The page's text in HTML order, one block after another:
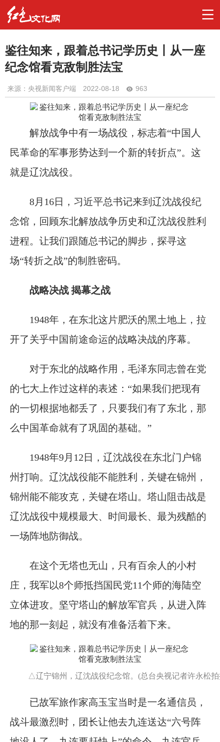
鉴往知来，跟着总书记学历史丨从一座
纪念馆看克敌制胜法宝
来源：央视新闻客户端 2022-08-18 963
解放战争中有一场战役，标志着“中国人
民革命的军事形势达到一个新的转折点”。这
就是辽沈战役。
8月16日，习近平总书记来到辽沈战役纪
念馆，回顾东北解放战争历史和辽沈战役胜利
进程。让我们跟随总书记的脚步，探寻这
场“转折之战”的制胜密码。
战略决战 揭幕之战
1948年，在东北这片肥沃的黑土地上，拉
开了关乎中国前途命运的战略决战的序幕。
对于东北的战略作用，毛泽东同志曾在党
的七大上作过这样的表述：“如果我们把现有
的一切根据地都丢了，只要我们有了东北，那
么中国革命就有了巩固的基础。”
1948年9月12日，辽沈战役在东北门户锦
州打响。辽沈战役能不能胜利，关键在锦州，
锦州能不能攻克，关键在塔山。塔山阻击战是
辽沈战役中规模最大、时间最长、最为残酷的
一场阵地防御战。
在这个无塔也无山，只有百余人的小村
庄，我军以8个师抵挡国民党11个师的海陆空
立体进攻。坚守塔山的解放军官兵，从进入阵
地的那一刻起，就没有准备活着下来。
△辽宁锦州，辽沈战役纪念馆。(总台央视记者许永松
已故军旅作家高玉宝当时是一名通信员，
战斗最激烈时，团长让他去九连送达“六号阵